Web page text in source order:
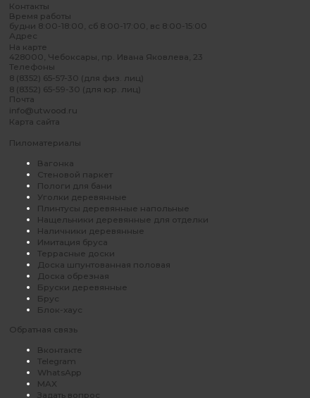
Контакты
Время работы
будни 8:00-18:00, сб 8:00-17:00, вс 8:00-15:00
Адрес
На карте
428000, Чебоксары, пр. Ивана Яковлева, 23
Телефоны
8 (8352) 65-57-30 (для физ. лиц)
8 (8352) 65-59-30 (для юр. лиц)
Почта
info@utwood.ru
Карта сайта
Пиломатериалы
Вагонка
Стеновой паркет
Пологи для бани
Уголки деревянные
Плинтусы деревянные напольные
Нащельники деревянные для отделки
Наличники деревянные
Имитация бруса
Террасные доски
Доска шпунтованная половая
Доска обрезная
Бруски деревянные
Брус
Блок-хаус
Обратная связь
Вконтакте
Telegram
WhatsApp
MAX
Задать вопрос